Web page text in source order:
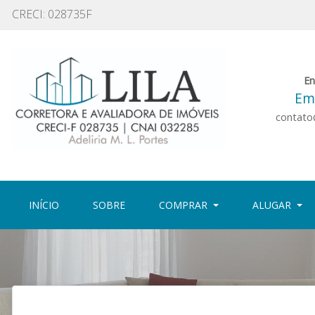
CRECI: 028735F
INÍCIO (CURRENT)SOBRE(CURRENT)COMPRAR ALUGAR